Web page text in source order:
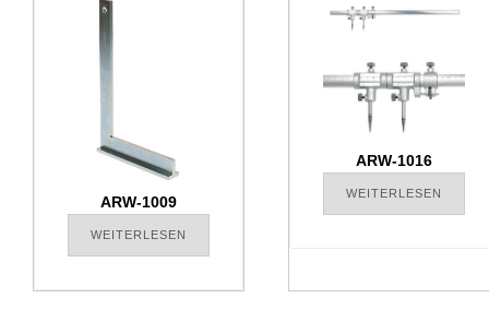
ARW-1009
WEITERLESEN
ARW-1016
WEITERLESEN